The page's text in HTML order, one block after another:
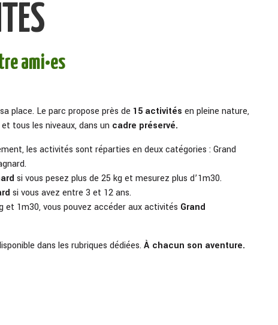
ami•es
place. Le parc propose près de 15 activités en pleine nature,
tous les niveaux, dans un cadre préservé.
les activités sont réparties en deux catégories : Grand
si vous pesez plus de 25 kg et mesurez plus d’1m30.
si vous avez entre 3 et 12 ans.
et 1m30, vous pouvez accéder aux activités Grand
dans les rubriques dédiées.À chacun son aventure.